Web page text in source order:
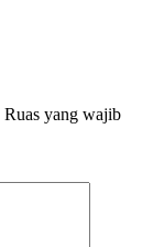
Ruas yang wajib